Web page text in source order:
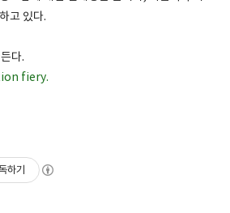
고 있다.
다.
fiery.
하기